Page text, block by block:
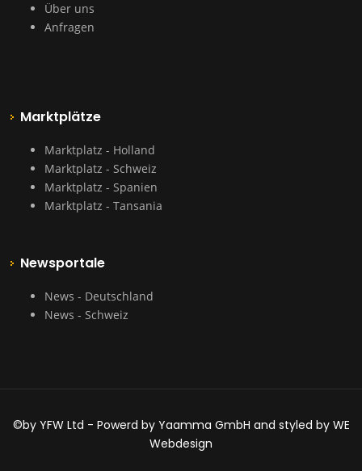
Über uns
Anfragen
Marktplätze
Marktplatz - Holland
Marktplatz - Schweiz
Marktplatz - Spanien
Marktplatz - Tansania
Newsportale
News - Deutschland
News - Schweiz
©by YFW Ltd - Powerd by Yaamma GmbH and styled by WE
Webdesign